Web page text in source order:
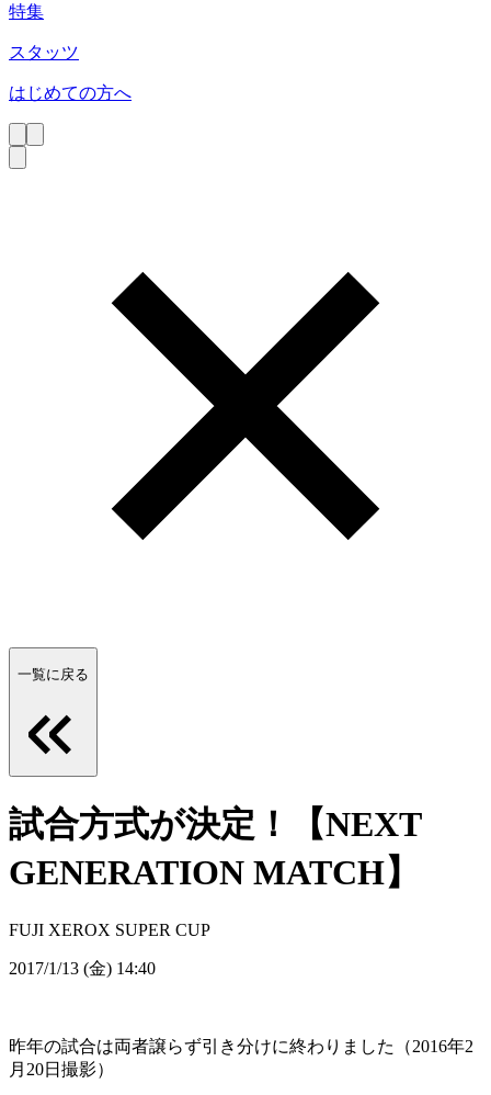
特集
スタッツ
はじめての方へ
一覧に戻る
試合方式が決定！【NEXT
GENERATION MATCH】
FUJI XEROX SUPER CUP
2017/1/13 (金) 14:40
昨年の試合は両者譲らず引き分けに終わりました（2016年2
月20日撮影）